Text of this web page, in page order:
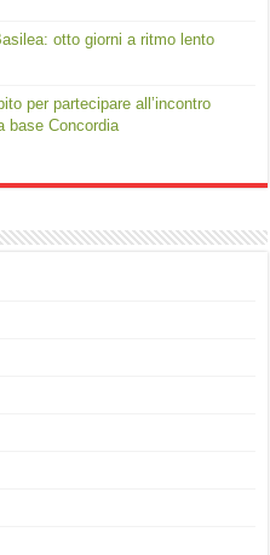
otto giorni a ritmo lento
per partecipare all’incontro
base Concordia